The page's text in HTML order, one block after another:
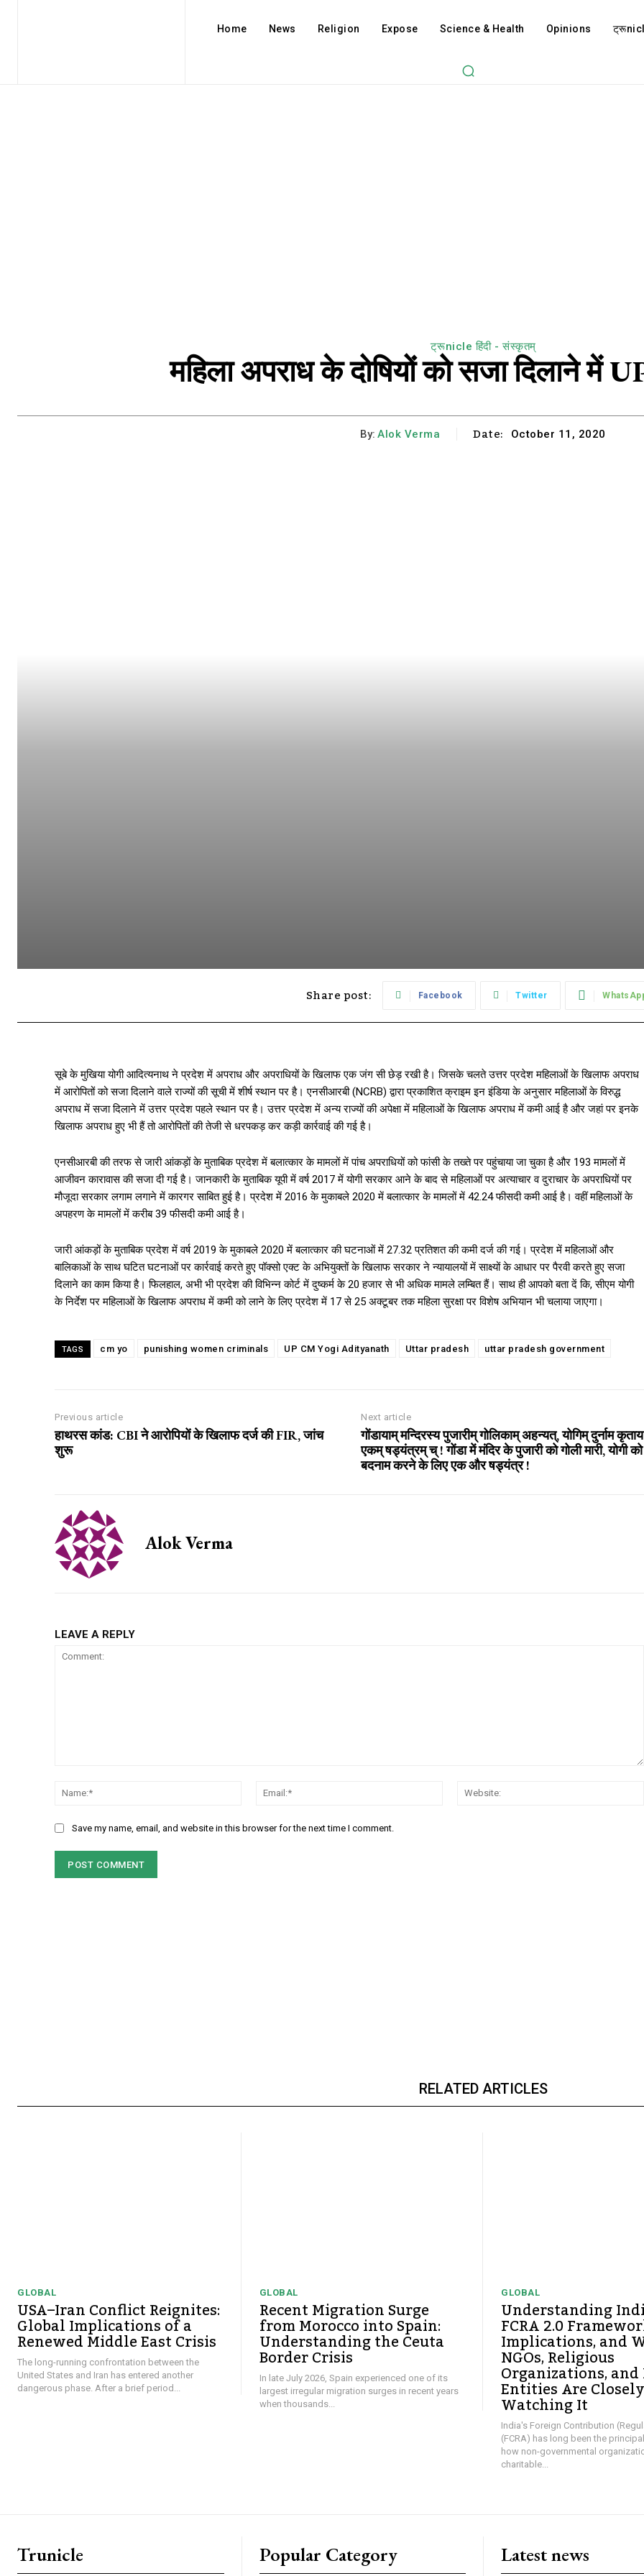
Home News Religion Expose Science & Health Opinions
ट्रूnicle हिंदी - संस्कृतम्
महिला अपराध के दोषियों को सजा दिलाने में
By: Alok Verma Date: October 11, 2020
Share post: Facebook Twitter
सूबे के मुखिया योगी आदित्यनाथ ने प्रदेश में अपराध और अपराधियों के खिलाफ एक जंग सी छेड़ रखी है। जिसके चलते उत्तर प्रदेश महिलाओं के खिलाफ अपराध
में आरोपितों को सजा दिलाने वाले राज्यों की सूची में शीर्ष स्थान पर है। एनसीआरबी (NCRB) द्वारा प्रकाशित क्राइम इन इंडिया के अनुसार महिलाओं के विरुद्ध
अपराध में सजा दिलाने में उत्तर प्रदेश पहले स्थान पर है। उत्तर प्रदेश में अन्य राज्यों की अपेक्षा में महिलाओं के खिलाफ अपराध में कमी आई है और जहां पर इनके
खिलाफ अपराध हुए भी हैं तो आरोपितों की तेजी से धरपकड़ कर कड़ी कार्रवाई की गई है।
एनसीआरबी की तरफ से जारी आंकड़ों के मुताबिक प्रदेश में बलात्कार के मामलों में पांच अपराधियों को फांसी के तख्ते पर पहुंचाया जा चुका है और 193 मामलों में
आजीवन कारावास की सजा दी गई है। जानकारी के मुताबिक यूपी में वर्ष 2017 में योगी सरकार आने के बाद से महिलाओं पर अत्याचार व दुराचार के अपराधियों पर
मौजूदा सरकार लगाम लगाने में कारगर साबित हुई है। प्रदेश में 2016 के मुकाबले 2020 में बलात्कार के मामलों में 42.24 फीसदी कमी आई है। वहीं महिलाओं के
अपहरण के मामलों में करीब 39 फीसदी कमी आई है।
जारी आंकड़ों के मुताबिक प्रदेश में वर्ष 2019 के मुकाबले 2020 में बलात्कार की घटनाओं में 27.32 प्रतिशत की कमी दर्ज की गई। प्रदेश में महिलाओं और
बालिकाओं के साथ घटित घटनाओं पर कार्रवाई करते हुए पॉक्सो एक्ट के अभियुक्तों के खिलाफ सरकार ने न्यायालयों में साक्ष्यों के आधार पर पैरवी करते हुए सजा
दिलाने का काम किया है। फिलहाल, अभी भी प्रदेश की विभिन्न कोर्ट में दुष्कर्म के 20 हजार से भी अधिक मामले लम्बित हैं। साथ ही आपको बता दें कि, सीएम योगी
के निर्देश पर महिलाओं के खिलाफ अपराध में कमी को लाने के लिए प्रदेश में 17 से 25 अक्टूबर तक महिला सुरक्षा पर विशेष अभियान भी चलाया जाएगा।
TAGS cm yo punishing women criminals UP CM Yogi Adityanath Uttar pradesh uttar pradesh government
Previous article
हाथरस कांड: CBI ने आरोपियों के खिलाफ दर्ज की FIR, जांच
शुरू
Next article
गोंडायाम् मन्दिरस्य पुजारीम् गोलिकाम् अहन्यत्, योगिम् दुर्नाम कृताय
एकम् षड्यंत्रम् च् ! गोंडा में मंदिर के पुजारी को गोली मारी, योगी को
बदनाम करने के लिए एक और षड्यंत्र !
Alok Verma
LEAVE A REPLY
Name:* Email:*
Save my name, email, and website in this browser for the next time I comment.
RELATED ARTICLES
GLOBAL
USA–Iran Conflict Reignites:
Global Implications of a
Renewed Middle East Crisis
The long-running confrontation between the
United States and Iran has entered another
dangerous phase. After a brief period...
GLOBAL
Recent Migration Surge
from Morocco into Spain:
Understanding the Ceuta
Border Crisis
In late July 2026, Spain experienced one of its
largest irregular migration surges in recent years
when thousands...
GLOBAL
Understanding
FCRA 2.0
Implications, and
NGOs, Religious
Organizations,
Entities Are Closely
Watching It
India's Foreign Contribution
(FCRA) has long been the
how non-governmental
charitable...
Trunicle Popular Category Latest news